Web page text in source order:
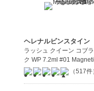
ヘレナルビンスタイン
ラッシュ クイーン コブ
ク WP 7.2ml #01
（517件